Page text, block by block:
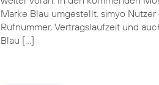
Marke Blau umgestellt. simyo
Rufnummer, Vertragslaufzeit und
Blau […]